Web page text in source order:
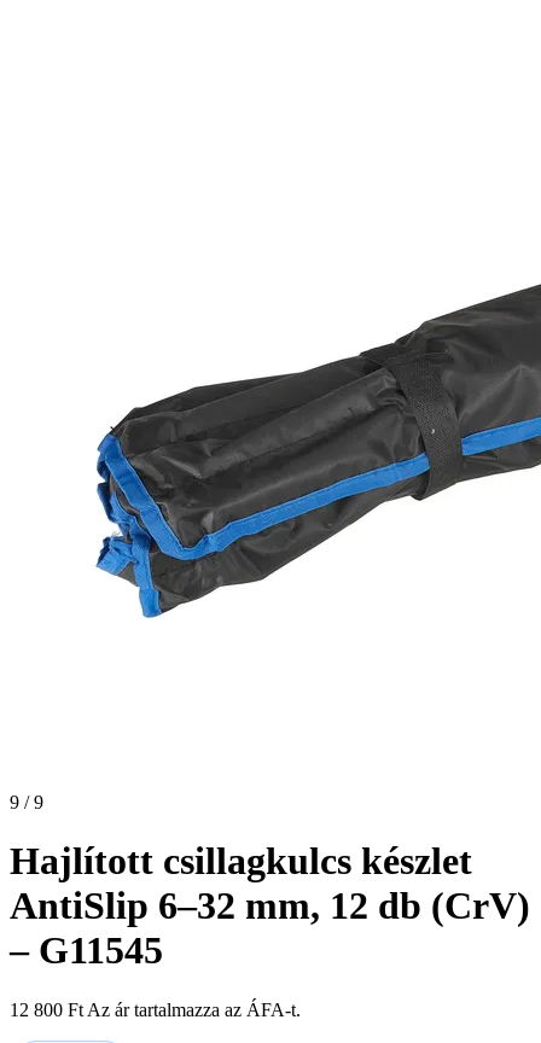
9 / 9
Hajlított csillagkulcs készlet
AntiSlip 6–32 mm, 12 db (CrV)
– G11545
12 800 Ft Az ár tartalmazza az ÁFA-t.